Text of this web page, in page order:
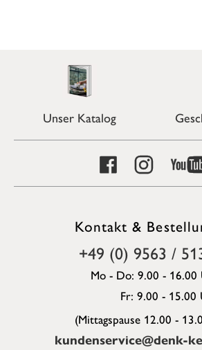
Unser Katalog
Kontakt &
+49 (0) 9563 /
Mo - Do: 9.00 - 16.00
Fr: 9.00 - 15.00
(Mittagspause 12.00 -
kundenservice@denk-